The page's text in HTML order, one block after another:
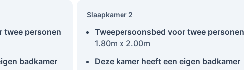
twee personen
badkamer
Slaapkamer 2
Tweepersoonsbed voor twee personen
1.80m x 2.00m
Deze kamer heeft een eigen badkamer